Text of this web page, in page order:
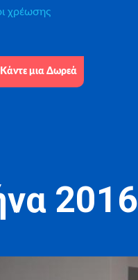
χρέωσης
Κάντε μια Δωρεά
2016